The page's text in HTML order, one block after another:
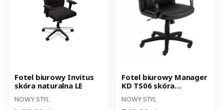
Promocja
Fotel biurowy Invitus
skóra naturalna LE
NOWY STYL
Promocja
Fotel biurowy Manager
KD TS06 skóra
NOWY STYL